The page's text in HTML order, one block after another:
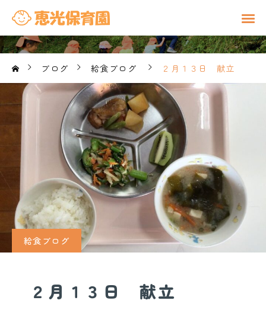
ブログ 給食ブログ ２月１３日 献立
給食ブログ
２月１３日 献立